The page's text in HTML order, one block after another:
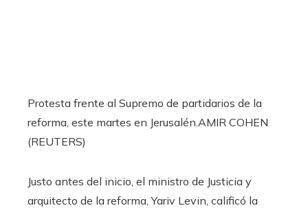
Protesta frente al Supremo de partidarios de la
reforma, este martes en Jerusalén. AMIR COHEN
(REUTERS)
Justo antes del inicio, el ministro de Justicia y
arquitecto de la reforma, Yariv Levin, calificó la